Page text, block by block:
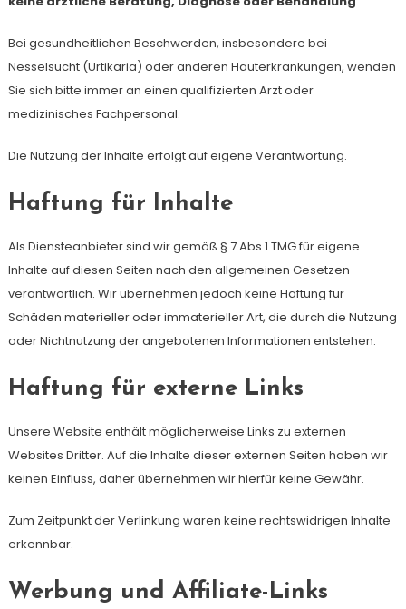
Bei gesundheitlichen Beschwerden, insbesondere bei
Nesselsucht (Urtikaria) oder anderen Hauterkrankungen, wenden
Sie sich bitte immer an einen qualifizierten Arzt oder
medizinisches Fachpersonal.
Die Nutzung der Inhalte erfolgt auf eigene Verantwortung.
Haftung für Inhalte
Als Diensteanbieter sind wir gemäß § 7 Abs.1 TMG für eigene
Inhalte auf diesen Seiten nach den allgemeinen Gesetzen
verantwortlich. Wir übernehmen jedoch keine Haftung für
Schäden materieller oder immaterieller Art, die durch die Nutzung
oder Nichtnutzung der angebotenen Informationen entstehen.
Haftung für externe Links
Unsere Website enthält möglicherweise Links zu externen
Websites Dritter. Auf die Inhalte dieser externen Seiten haben wir
keinen Einfluss, daher übernehmen wir hierfür keine Gewähr.
Zum Zeitpunkt der Verlinkung waren keine rechtswidrigen Inhalte
erkennbar.
Werbung und Affiliate-Links